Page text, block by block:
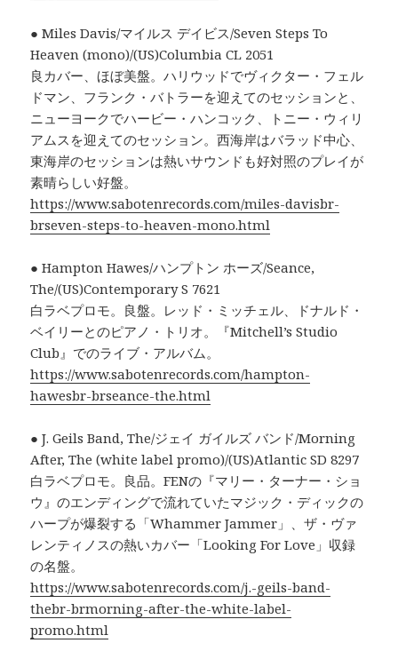
● Miles Davis/マイルス デイビス/Seven Steps To
Heaven (mono)/(US)Columbia CL 2051
良カバー、ほぼ美盤。ハリウッドでヴィクター・フェル
ドマン、フランク・バトラーを迎えてのセッションと、
ニューヨークでハービー・ハンコック、トニー・ウィリ
アムスを迎えてのセッション。西海岸はバラッド中心、
東海岸のセッションは熱いサウンドも好対照のプレイが
素晴らしい好盤。
https://www.sabotenrecords.com/miles-davisbr-
brseven-steps-to-heaven-mono.html
● Hampton Hawes/ハンプトン ホーズ/Seance,
The/(US)Contemporary S 7621
白ラベプロモ。良盤。レッド・ミッチェル、ドナルド・
ベイリーとのピアノ・トリオ。『Mitchell’s Studio
Club』でのライブ・アルバム。
https://www.sabotenrecords.com/hampton-
hawesbr-brseance-the.html
● J. Geils Band, The/ジェイ ガイルズ バンド/Morning
After, The (white label promo)/(US)Atlantic SD 8297
白ラベプロモ。良品。FENの『マリー・ターナー・ショ
ウ』のエンディングで流れていたマジック・ディックの
ハープが爆裂する「Whammer Jammer」、ザ・ヴァ
レンティノスの熱いカバー「Looking For Love」収録
の名盤。
https://www.sabotenrecords.com/j.-geils-band-
thebr-brmorning-after-the-white-label-
promo.html